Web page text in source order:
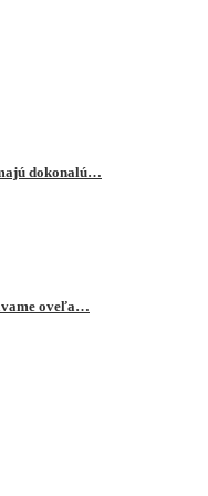
dokonalú…
oveľa…